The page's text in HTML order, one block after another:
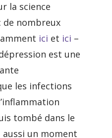
la science
de nombreux
ici et ici –
est une
les infections
tombé dans le
aussi un moment